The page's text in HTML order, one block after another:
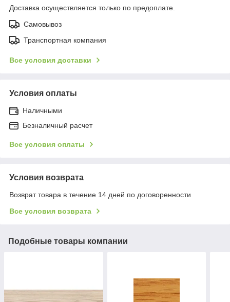
Доставка осуществляется только по предоплате.
Самовывоз
Транспортная компания
Все условия доставки
Условия оплаты
Наличными
Безналичный расчет
Все условия оплаты
Условия возврата
Возврат товара в течение 14 дней по договоренности
Все условия возврата
Подобные товары компании